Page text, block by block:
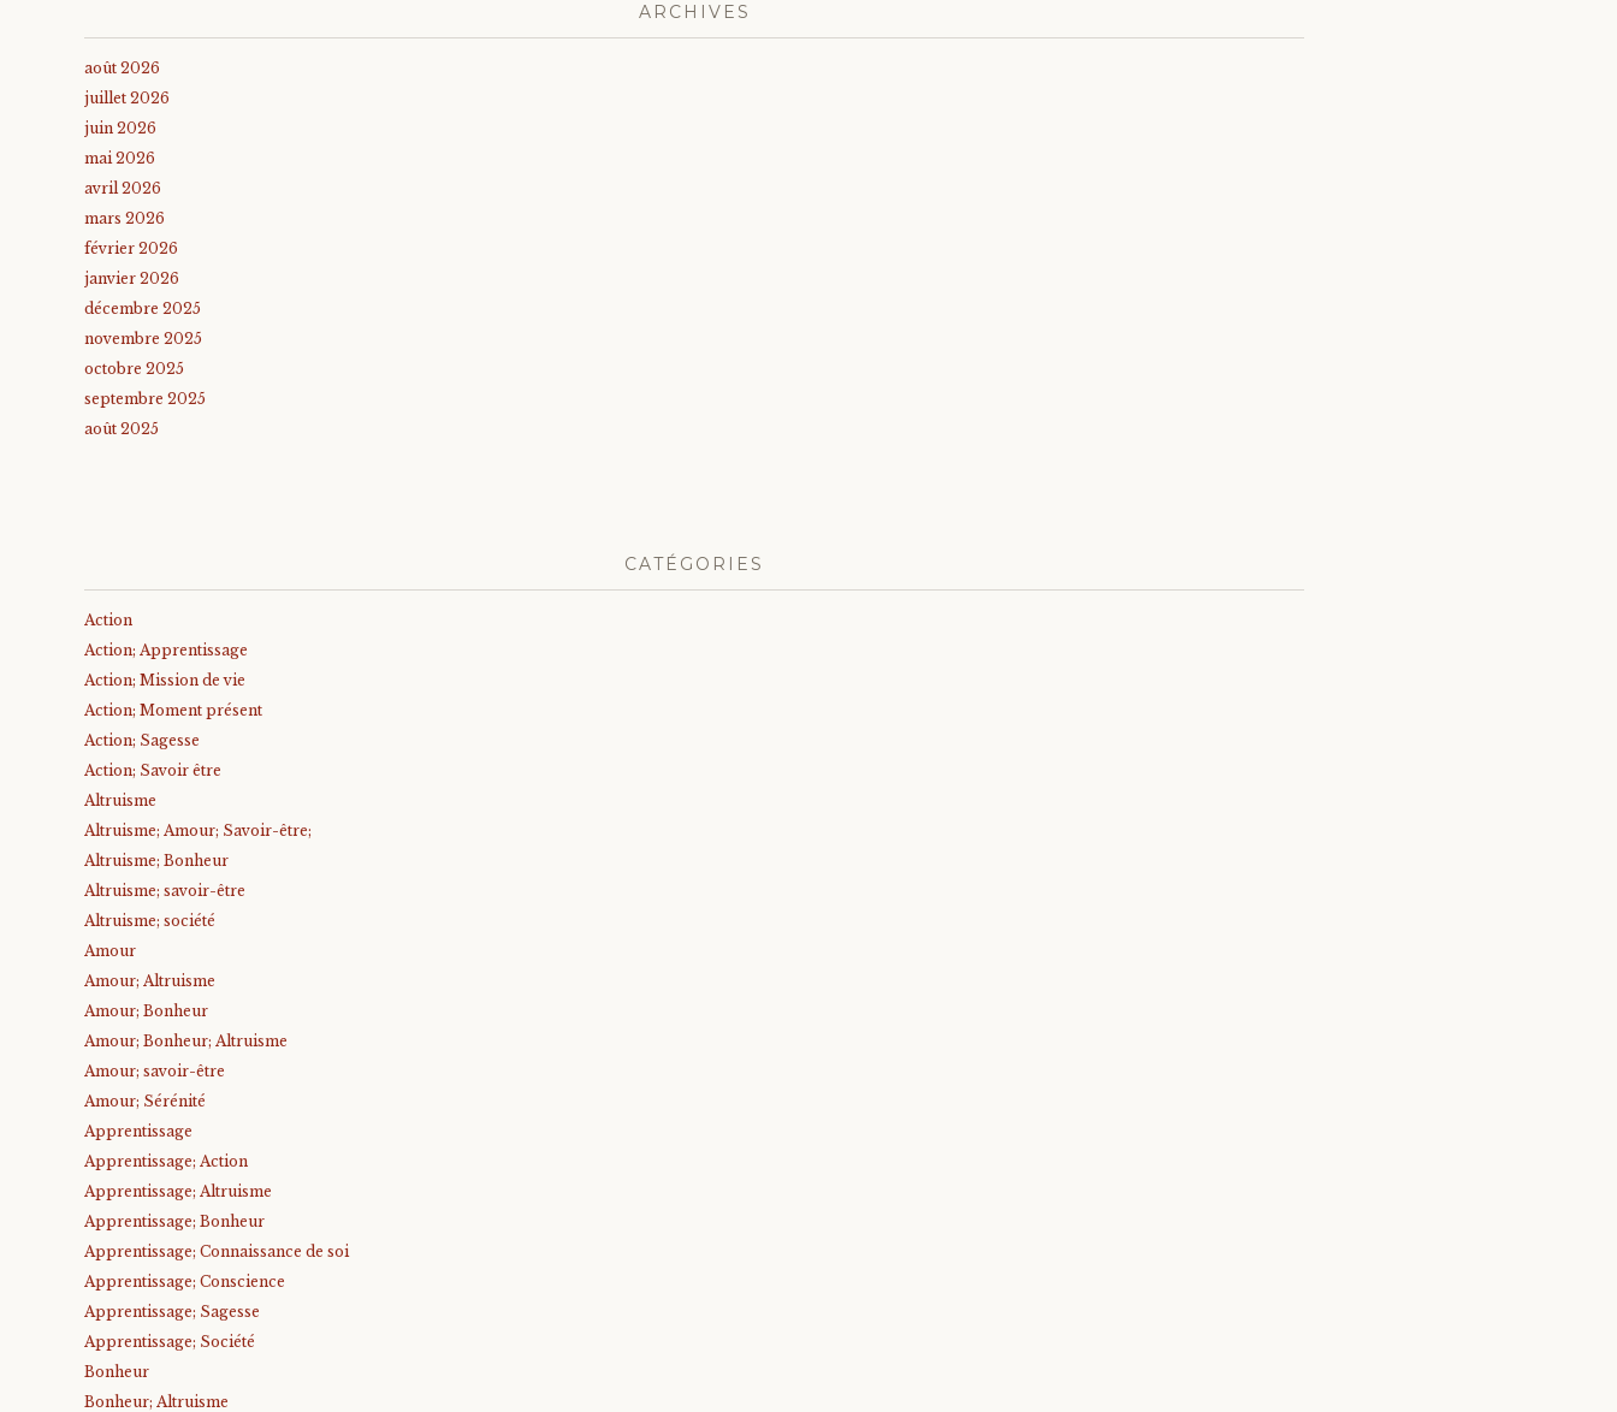
ARCHIVES
août 2026
juillet 2026
juin 2026
mai 2026
avril 2026
mars 2026
février 2026
janvier 2026
décembre 2025
novembre 2025
octobre 2025
septembre 2025
août 2025
CATÉGORIES
Action
Action; Apprentissage
Action; Mission de vie
Action; Moment présent
Action; Sagesse
Action; Savoir être
Altruisme
Altruisme; Amour; Savoir-être;
Altruisme; Bonheur
Altruisme; savoir-être
Altruisme; société
Amour
Amour; Altruisme
Amour; Bonheur
Amour; Bonheur; Altruisme
Amour; savoir-être
Amour; Sérénité
Apprentissage
Apprentissage; Action
Apprentissage; Altruisme
Apprentissage; Bonheur
Apprentissage; Connaissance de soi
Apprentissage; Conscience
Apprentissage; Sagesse
Apprentissage; Société
Bonheur
Bonheur; Altruisme